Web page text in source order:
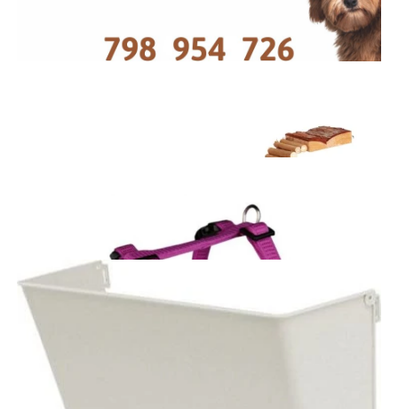
domki
klatki i transportery